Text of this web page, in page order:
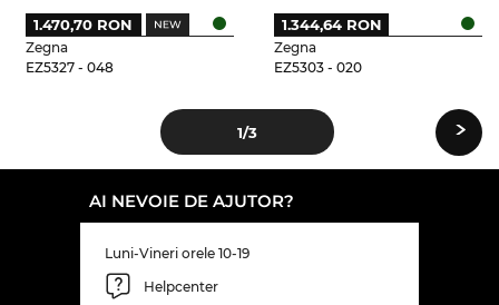
Zegna
EZ5327 - 048
1.470,70 RON
Zegna
EZ5303 - 020
1.344,64 RON
1/3 ›
AI NEVOIE DE AJUTOR?
Luni-Vineri orele 10-19
Helpcenter